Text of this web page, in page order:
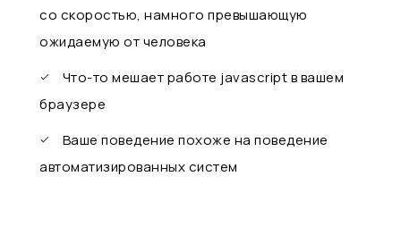
со скоростью, намного превышающую
ожидаемую от человека
Что-то мешает работе javascript в вашем
браузере
Ваше поведение похоже на поведение
автоматизированных систем